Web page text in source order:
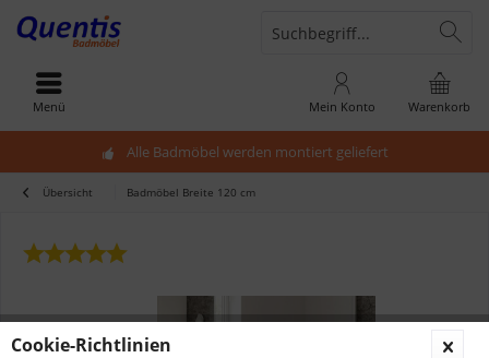
Alle Badmöbel werden montiert geliefert
Warenkorb
Mein Konto
Menü
Übersicht Badmöbel Breite 120 cm
Cookie-Richtlinien